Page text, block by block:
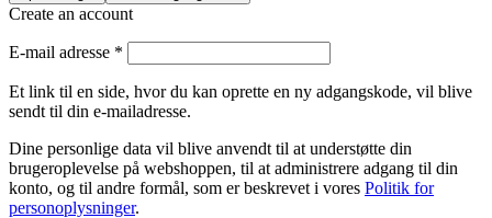
Create an account
E-mail adresse *
Et link til en side, hvor du kan oprette en ny adgangskode, vil blive
sendt til din e-mailadresse.
Dine personlige data vil blive anvendt til at understøtte din
brugeroplevelse på webshoppen, til at administrere adgang til din
konto, og til andre formål, som er beskrevet i vores Politik for
personoplysninger.